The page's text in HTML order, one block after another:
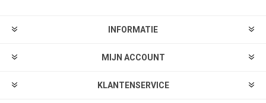
INFORMATIE
MIJN ACCOUNT
KLANTENSERVICE